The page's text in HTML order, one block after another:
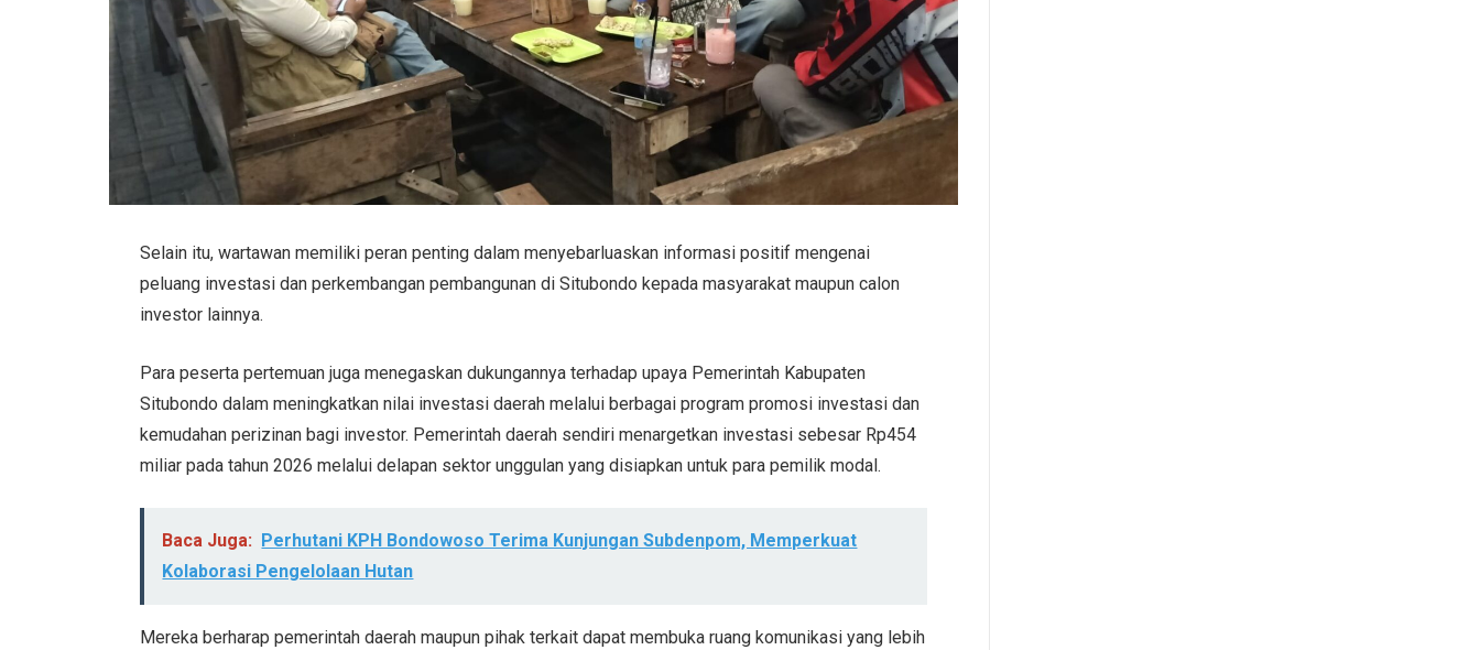
Selain itu, wartawan memiliki peran penting dalam menyebarluaskan informasi positif mengenai
peluang investasi dan perkembangan pembangunan di Situbondo kepada masyarakat maupun calon
investor lainnya.
Para peserta pertemuan juga menegaskan dukungannya terhadap upaya Pemerintah Kabupaten
Situbondo dalam meningkatkan nilai investasi daerah melalui berbagai program promosi investasi dan
kemudahan perizinan bagi investor. Pemerintah daerah sendiri menargetkan investasi sebesar Rp454
miliar pada tahun 2026 melalui delapan sektor unggulan yang disiapkan untuk para pemilik modal.
Baca Juga:
Perhutani KPH Bondowoso Terima Kunjungan Subdenpom, Memperkuat
Kolaborasi Pengelolaan Hutan
Mereka berharap pemerintah daerah maupun pihak terkait dapat membuka ruang komunikasi yang lebih